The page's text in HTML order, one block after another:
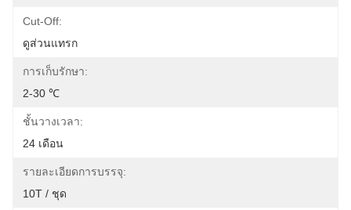
Cut-Off:
ดูส่วนแทรก
การเก็บรักษา:
2-30 ℃
ชั้นวางเวลา:
24 เดือน
รายละเอียดการบรรจุ:
10T / ชุด